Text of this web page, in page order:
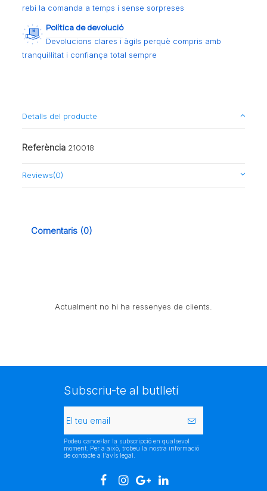
rebi la comanda a temps i sense sorpreses
Política de devolució
Devolucions clares i àgils perquè compris amb
tranquil·litat i confiança total sempre
Detalls del producte
Referència 210018
Reviews(0)
Comentaris (0)
Actualment no hi ha ressenyes de clients.
Subscriu-te al butlletí
Podeu cancel·lar la subscripció en qualsevol
moment. Per a això, trobeu la nostra informació
de contacte a l'avís legal.